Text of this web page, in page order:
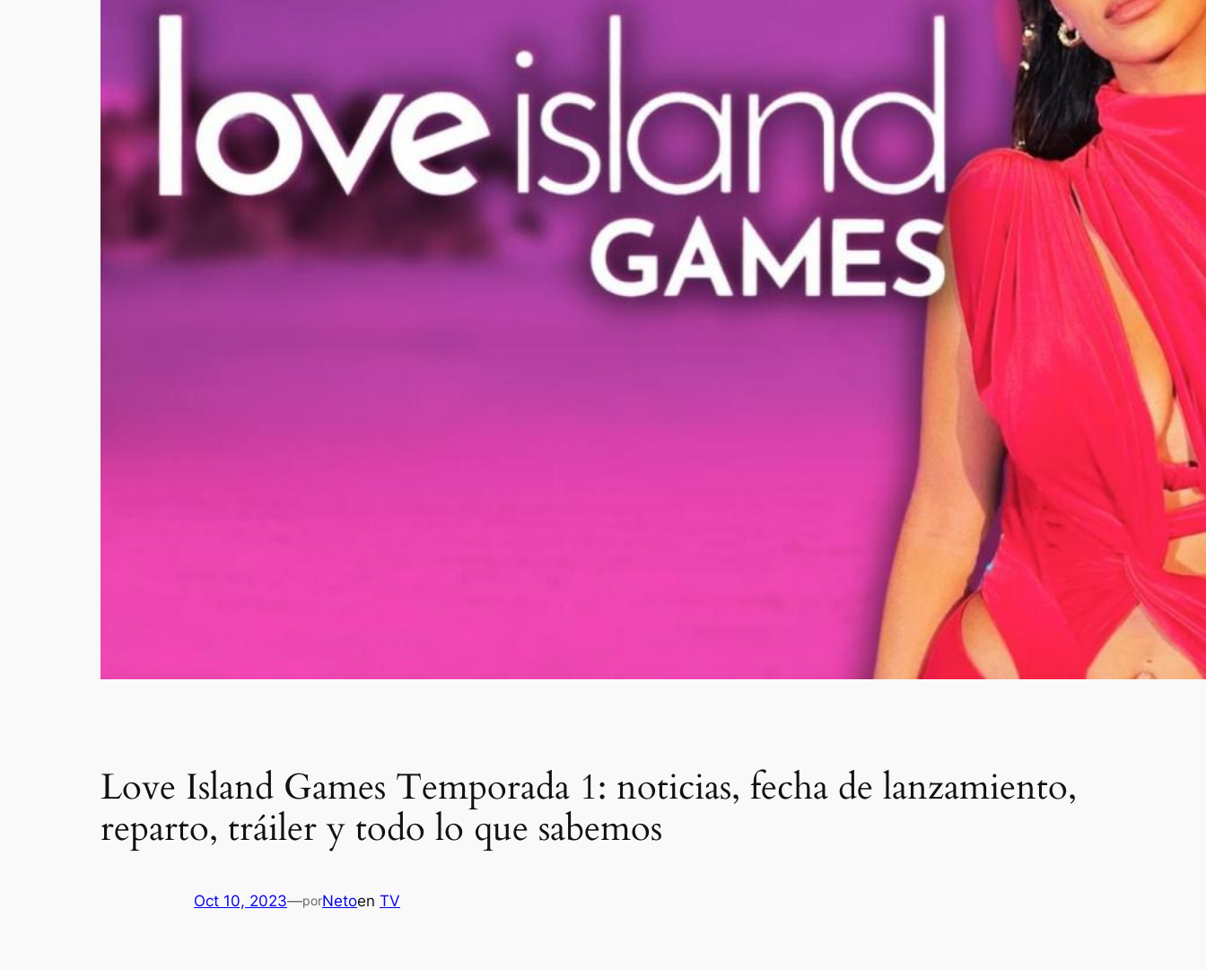
Love Island Games Temporada 1: noticias, fecha de lanzamiento,
reparto, tráiler y todo lo que sabemos
Oct 10, 2023—porNetoen TV